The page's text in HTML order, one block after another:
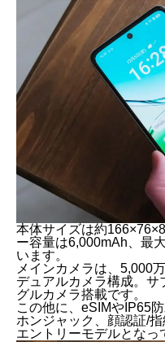
本体サイズは約
ー容量は6,000mAh、最
います。
メインカメラは、5,000
デュアルカメラ構成。
グルカメラ搭載です。
この他に、eSIMやIP65
ホンジャック、顔認証/
エントリーモデルとなっ